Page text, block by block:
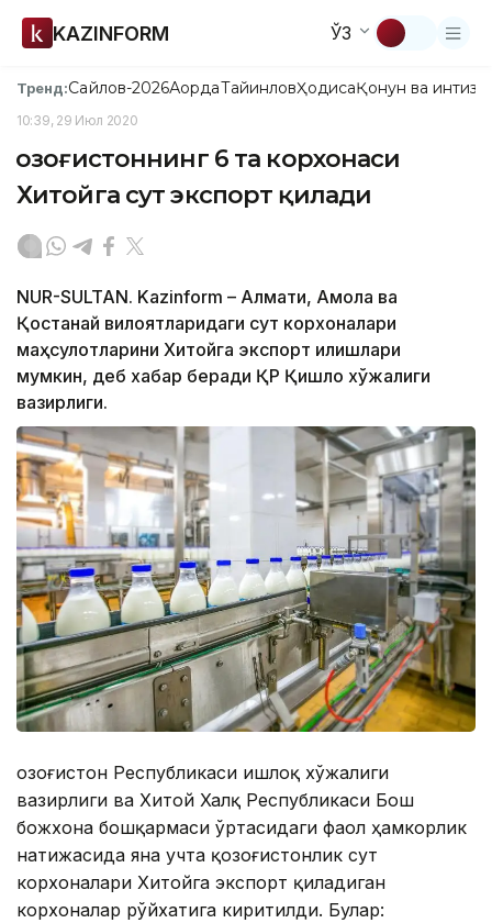
KAZINFORM ЎЗ
Тренд:Сайлов-2026АқордаТайинловҲодисаҚонун ва
10:39, 29 Июл 2020
Қозоғистоннинг 6 та корхонаси
Хитойга сут экспорт қилади
NUR-SULTAN. Kazinform – Алмати, Ақмола ва
Қостанай вилоятларидаги сут корхоналари
маҳсулотларини Хитойга экспорт қилишлари
мумкин, деб хабар беради ҚР Қишлоқ хўжалиги
вазирлиги.
Қозоғистон Республикаси Қишлоқ хўжалиги
вазирлиги ва Хитой Халқ Республикаси Бош
божхона бошқармаси ўртасидаги фаол ҳамкорлик
натижасида яна учта қозоғистонлик сут
корхоналари Хитойга экспорт қиладиган
корхоналар рўйхатига киритилди. Булар: